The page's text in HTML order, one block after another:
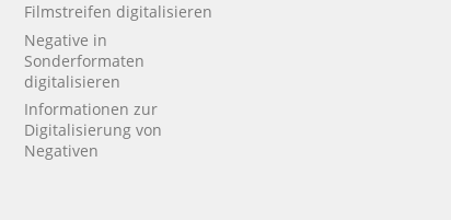
Filmstreifen digitalisieren
Negative in
Sonderformaten
digitalisieren
Informationen zur
Digitalisierung von
Negativen